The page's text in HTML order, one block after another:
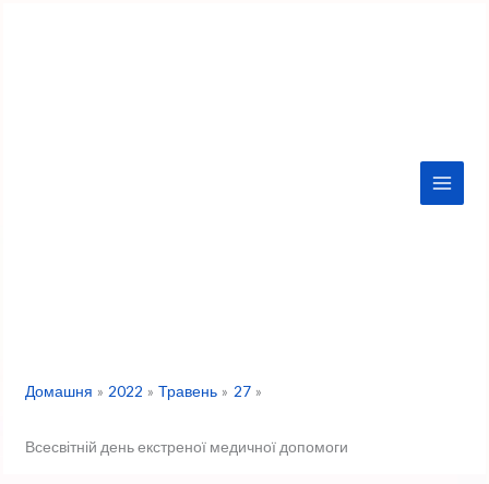
Домашня 2022 Травень 27
Всесвітній день екстреної медичної допомоги